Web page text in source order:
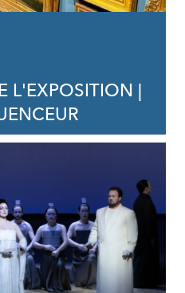
L'EXPOSITION |